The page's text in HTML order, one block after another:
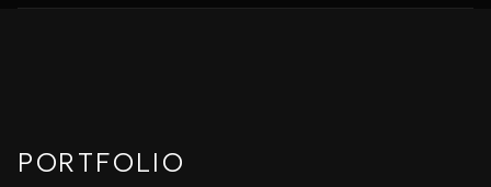
PORTFOLIO